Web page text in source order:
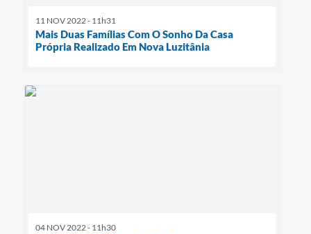
11 NOV 2022 - 11h31
Mais Duas Famílias Com O Sonho Da Casa
Própria Realizado Em Nova Luzitânia
04 NOV 2022 - 11h30